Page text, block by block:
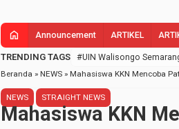
home Announcement ARTIKEL
TRENDING TAGS #UIN Walisongo
Beranda » NEWS » Mahasiswa KKN Mencoba
NEWS STRAIGHT NEWS
Mahasiswa KKN